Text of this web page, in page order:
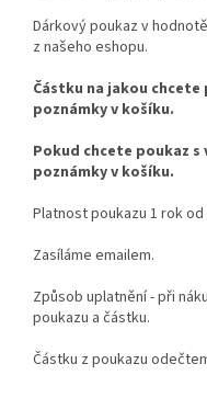
Dárkový poukaz v
z našeho eshopu.
Částku na jakou
poznámky v košíku.
Pokud chcete poukaz
poznámky v košíku.
Platnost poukazu 1 rok
Zasíláme emailem.
Způsob uplatnění - při
poukazu a částku.
Částku z poukazu